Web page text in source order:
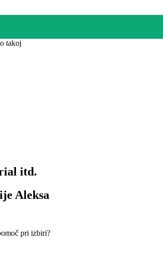
takoj
itd.
Aleksa
pri izbiri?